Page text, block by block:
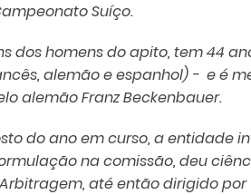
Suíço.
dos homens do apito, tem 44
alemão e espanhol) - e é
alemão Franz Beckenbauer.
do ano em curso, a entidade
na comissão, deu
até então dirigido